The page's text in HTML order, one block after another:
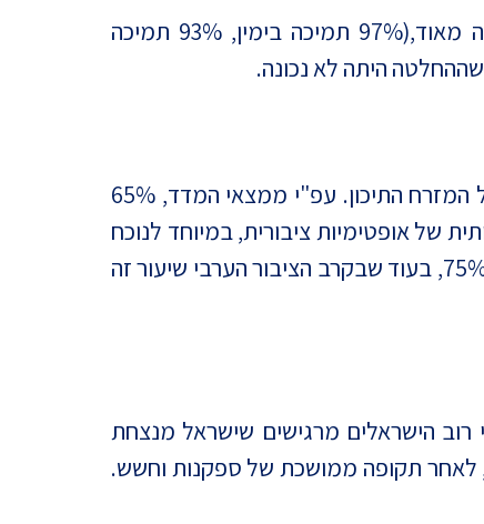
גם במישור הפוליטי ניכרים הבדלים. בעוד שבקרב הציבור המזוהה עם הימין התמיכה במבצע גבוהה מאוד,(97% תמיכה בימין, 93% תמיכה
מעבר להערכת ההחלטה לצאת למתקפה, הסקר בחן גם את הערכת הציבור לגבי השפעת המלחמה על המזרח התיכון. עפ"י ממצאי המדד, 65%
של אופטימיות ציבורית, במיוחד לנוכח
הסיכונים הכרוכים בעימות אזורי רחב. בקרב הציבור היהודי שיעור האופטימיסטים גבוה במיוחד ומגיע ל-75%, בעוד שבקרב הציבור הערבי שיעור זה
הישראלים מרגישים שישראל מנצחת
לאחר תקופה ממושכת של ספקנות וחשש.